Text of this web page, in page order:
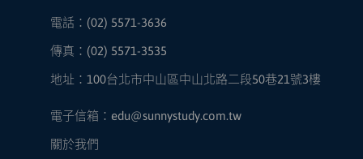
電話：(02) 5571-3636
傳真：(02) 5571-3535
地址：100台北市中山區中山北路二段50巷21號3樓
電子信箱：edu@sunnystudy.com.tw
關於我們